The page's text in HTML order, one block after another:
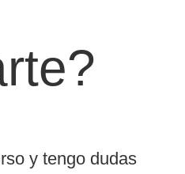
y tengo dudas